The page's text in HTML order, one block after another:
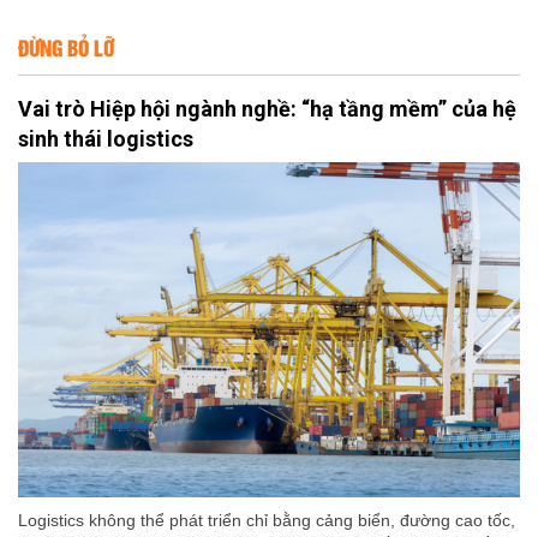
ĐỪNG BỎ LỠ
Vai trò Hiệp hội ngành nghề: “hạ tầng mềm” của hệ
sinh thái logistics
Logistics không thể phát triển chỉ bằng cảng biển, đường cao tốc,